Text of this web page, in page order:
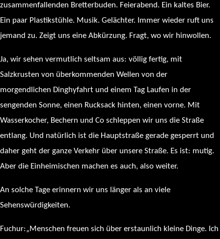
zusammenfallenden Bretterbuden. Feierabend. Ein kaltes Bier.
Ein paar Plastikstühle. Musik. Gelächter. Immer wieder ruft uns
jemand zu. Zeigt uns eine Abkürzung. Fragt, wo wir hinwollen.
Ja, wir sehen vermutlich seltsam aus: völlig fertig, mit
Salzkrusten von überkommenden Wellen von der
morgendlichen Dinghyfahrt und einem Tag Laufen in der
sengenden Sonne, einen Rucksack hinten, einen vorne. Mit
Wasserkocher, Bechern und Co schleppen wir uns die Straße
entlang. Und natürlich ist die Hauptstraße gerade gesperrt und
daher geht der ganze Verkehr über unsere Straße. Es ist: mutig.
Aber die Einheimischen machen es auch, also weiter.
An solche Tage erinnern wir uns länger als an viele
Sehenswürdigkeiten.
Fuchur:„Menschen freuen sich über erstaunlich kleine Dinge. Ich